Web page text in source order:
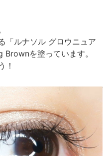
「ルナソル グロウニュア
を塗っています。
！